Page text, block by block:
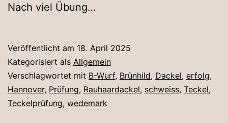
Nach viel Übung…
Veröffentlicht am 18. April 2025
Kategorisiert als Allgemein
Verschlagwortet mit B-Wurf, Brünhild, Dackel, erfolg,
Hannover, Prüfung, Rauhaardackel, schweiss, Teckel,
Teckelprüfung, wedemark